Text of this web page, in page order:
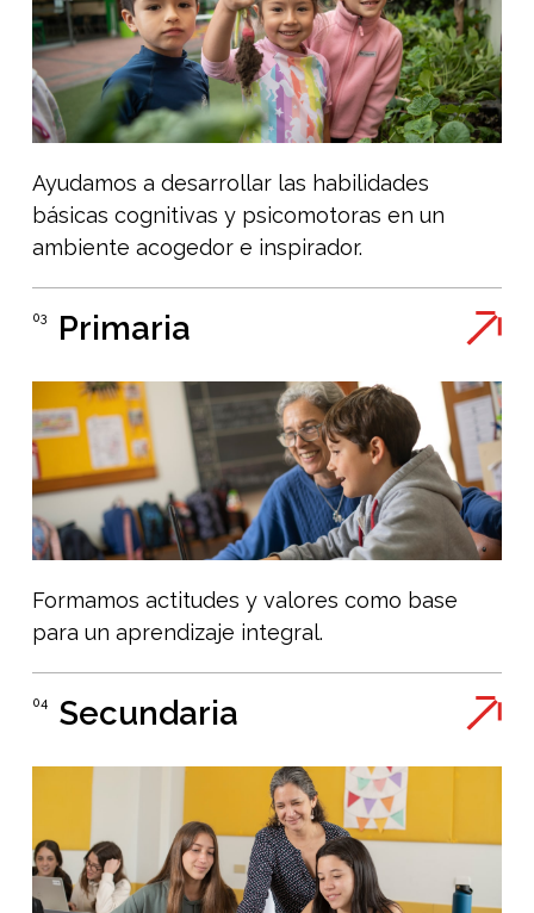
Ayudamos a desarrollar las habilidades
básicas cognitivas y psicomotoras en un
ambiente acogedor e inspirador.
03 Primaria
Formamos actitudes y valores como base
para un aprendizaje integral.
04 Secundaria